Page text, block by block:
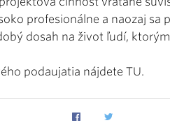
profesionálne a naozaj sa
dosah na život ľudí,
podaujatia nájdete TU.